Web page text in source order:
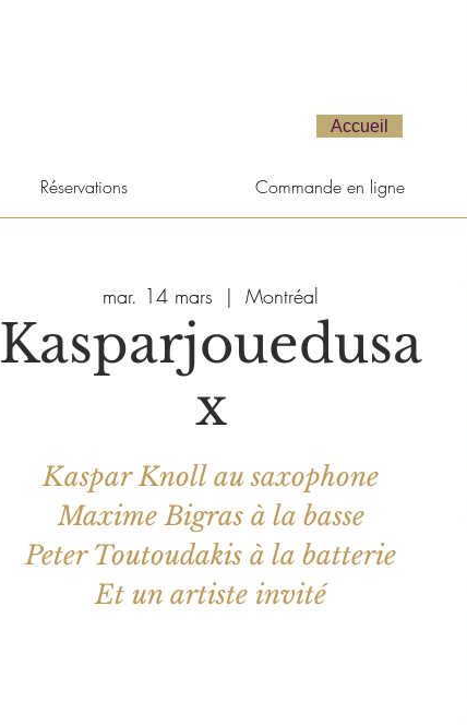
Accueil
Réservations Commande en ligne
mar. 14 mars
  |
Montréal
Kasparjouedusa
x
Kaspar Knoll au saxophone
Maxime Bigras à la basse
Peter Toutoudakis à la batterie
Et un artiste invité